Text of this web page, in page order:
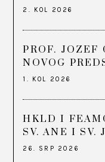
2. KOL 2026
PROF. JOZEF
NOVOG
1. KOL 2026
HKLD I
SV. ANE I SV.
26. SRP 2026